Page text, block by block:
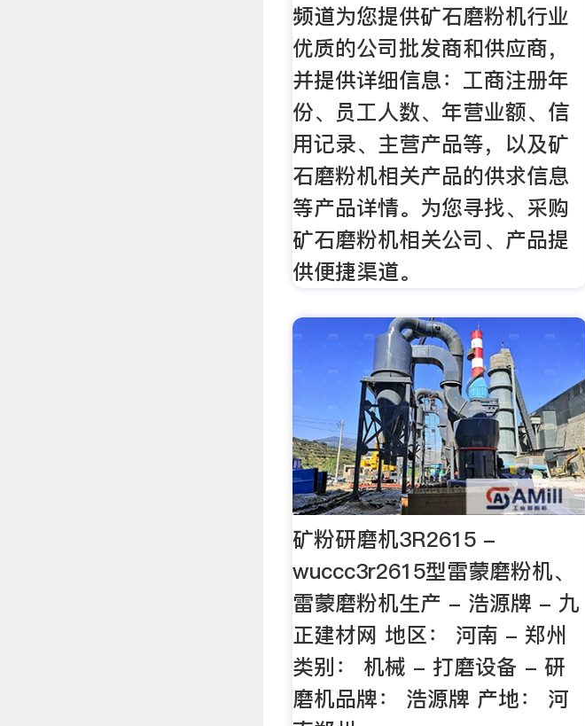
频道为您提供矿石磨粉机行业
优质的公司批发商和供应商，
并提供详细信息：工商注册年
份、员工人数、年营业额、信
用记录、主营产品等，以及矿
石磨粉机相关产品的供求信息
等产品详情。为您寻找、采购
矿石磨粉机相关公司、产品提
供便捷渠道。
矿粉研磨机3R2615 -
wuccc3r2615型雷蒙磨粉机、
雷蒙磨粉机生产 - 浩源牌 - 九
正建材网 地区： 河南 - 郑州
类别： 机械 - 打磨设备 - 研
磨机品牌： 浩源牌 产地： 河